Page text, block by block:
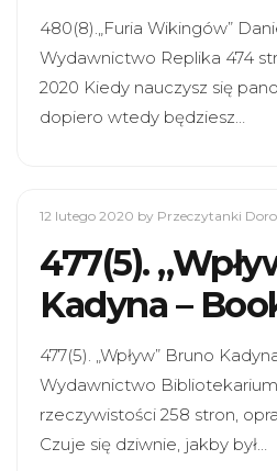
480(8).„Furia Wikingów”
Wydawnictwo Replika 474
2020 Kiedy nauczysz się
dopiero wtedy będziesz…
12 lutego 2020 by Przeczytanki
477(5).
Kadyna –
477(5). „Wpływ” Bruno
Wydawnictwo
rzeczywistości 258 stron,
Czuje się dziwnie, jakby był…